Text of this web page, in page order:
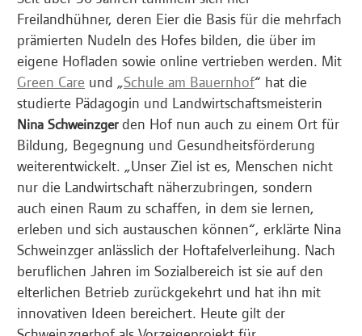
Freilandhühner, deren Eier die Basis für die mehrfach
prämierten Nudeln des Hofes bilden, die über im
eigene Hofladen sowie online vertrieben werden. Mit
Green Care und „Schule am Bauernhof“ hat die
studierte Pädagogin und Landwirtschaftsmeisterin
Nina Schweinzgerden Hof nun auch zu einem Ort für
Bildung, Begegnung und Gesundheitsförderung
weiterentwickelt. „Unser Ziel ist es, Menschen nicht
nur die Landwirtschaft näherzubringen, sondern
auch einen Raum zu schaffen, in dem sie lernen,
erleben und sich austauschen können“, erklärte Nina
Schweinzger anlässlich der Hoftafelverleihung. Nach
beruflichen Jahren im Sozialbereich ist sie auf den
elterlichen Betrieb zurückgekehrt und hat ihn mit
innovativen Ideen bereichert. Heute gilt der